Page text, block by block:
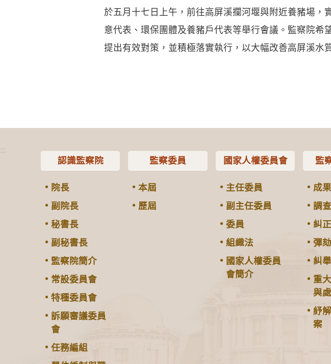
於五月十七日上午，前往高屏溪攔河堰與附近養豬場
意代表、環保團體及養豬戶代表等舉行會議。監察院希
提出有效對策，並積極落實執行，以大幅改善高屏溪水
:::
認識監察院
院長
副院長
秘書長
副秘書長
監察院簡介
常設委員會
特種委員會
訴願審議委員
會
任務編組
監察委員
本屆
歷屆
國家人權委員會
主任委員
副主任委員
委員
組織法
國家人權委員
會簡介
監
成
調
糾
彈
糾
重
與
紓
案